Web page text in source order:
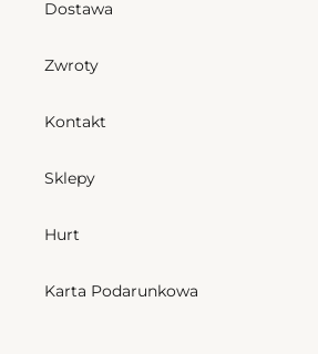
Dostawa
Zwroty
Kontakt
Sklepy
Hurt
Karta Podarunkowa